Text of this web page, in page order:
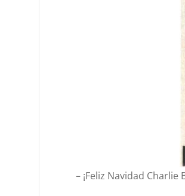
– ¡Feliz Navidad Charlie